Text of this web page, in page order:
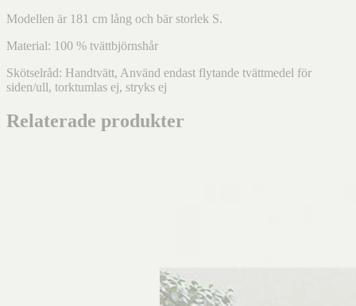
Modellen är 181 cm lång och bär storlek S.
Material: 100 % tvättbjörnshår
Skötselråd: Handtvätt, Använd endast flytande tvättmedel för
siden/ull, torktumlas ej, stryks ej
Relaterade produkter